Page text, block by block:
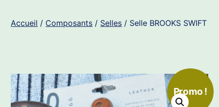
Accueil / Composants / Selles / Selle BROOKS SWIFT
Promo !